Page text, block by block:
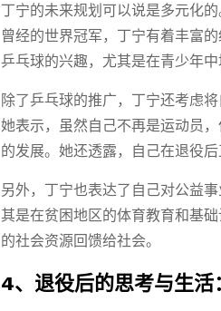
丁宁的未来规划可以说是多元化
曾经的世界冠军，丁宁有着丰富
乒乓球的兴趣，尤其是在青少年中
除了乒乓球的推广，丁宁还考虑
她表示，虽然自己不再是运动员
的发展。她还透露，自己在退役
另外，丁宁也表达了自己对公益
其是在贫困地区的体育教育和基
的社会资源回馈给社会。
4、退役后的思考与生活